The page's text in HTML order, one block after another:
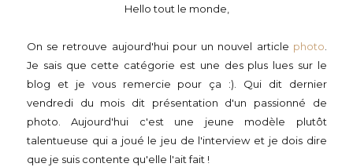
Hello tout le monde,
On se retrouve aujourd'hui pour un nouvel article photo
Je sais que cette catégorie est une des plus lues sur le
blog et je vous remercie pour ça :). Qui dit dernier
vendredi du mois dit présentation d'un passionné de
photo. Aujourd'hui c'est une jeune modèle plutôt
talentueuse qui a joué le jeu de l'interview et je dois dire
que je suis contente qu'elle l'ait fait !